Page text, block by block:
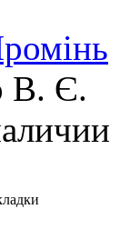
В. Є.